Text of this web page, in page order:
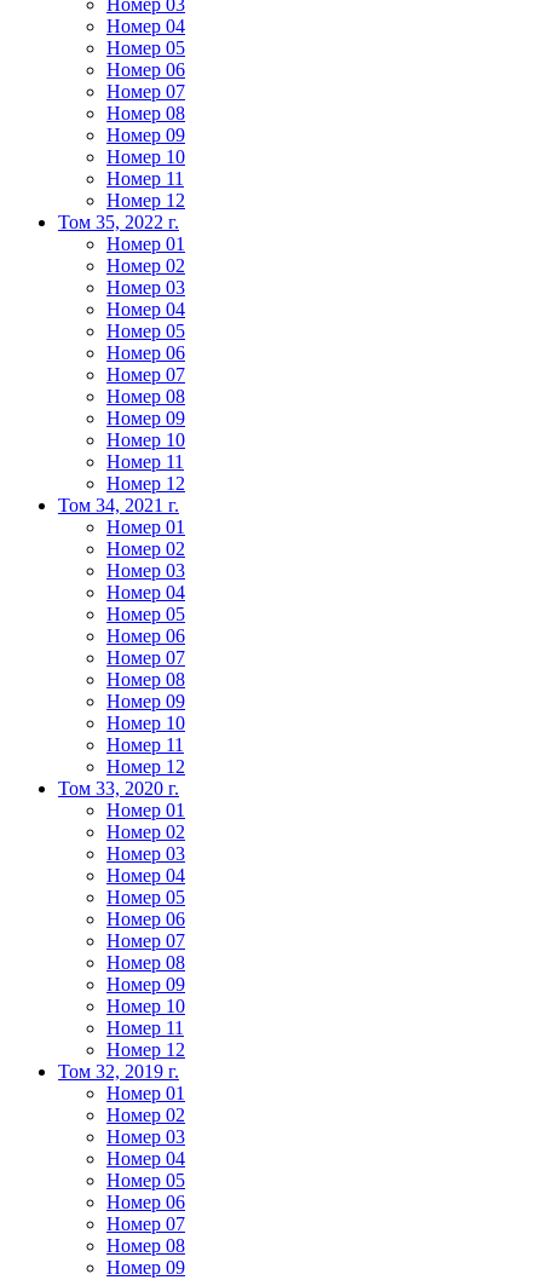
Номер 03
Номер 04
Номер 05
Номер 06
Номер 07
Номер 08
Номер 09
Номер 10
Номер 11
Номер 12
Том 35, 2022 г.
Номер 01
Номер 02
Номер 03
Номер 04
Номер 05
Номер 06
Номер 07
Номер 08
Номер 09
Номер 10
Номер 11
Номер 12
Том 34, 2021 г.
Номер 01
Номер 02
Номер 03
Номер 04
Номер 05
Номер 06
Номер 07
Номер 08
Номер 09
Номер 10
Номер 11
Номер 12
Том 33, 2020 г.
Номер 01
Номер 02
Номер 03
Номер 04
Номер 05
Номер 06
Номер 07
Номер 08
Номер 09
Номер 10
Номер 11
Номер 12
Том 32, 2019 г.
Номер 01
Номер 02
Номер 03
Номер 04
Номер 05
Номер 06
Номер 07
Номер 08
Номер 09